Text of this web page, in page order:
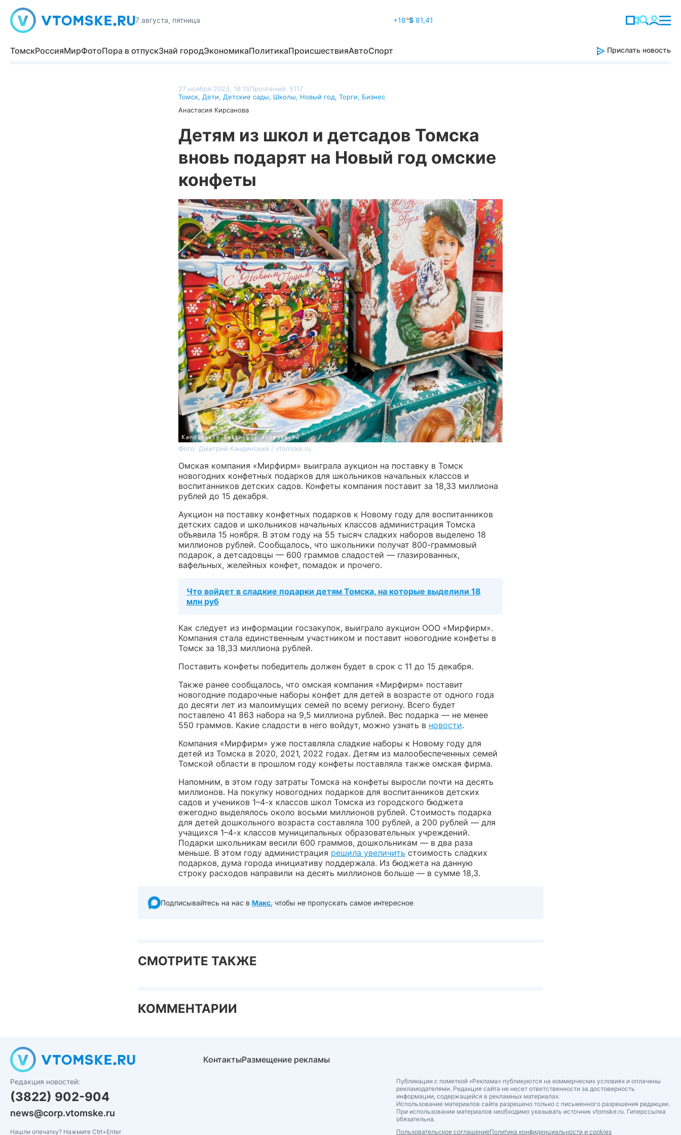
7 августа, пятница +18°$81,41
ТомскРоссияМирФотоПора в отпускЗнай городЭкономикаПолитикаПроисшествияАвтоСпорт Прислать новость
27 ноября 2023, 18:15Прочтений: 5117
Томск, Дети, Детские сады, Школы, Новый год, Торги, Бизнес
Анастасия Кирсанова
Детям из школ и детсадов Томска
вновь подарят на Новый год омские
конфеты
Фото: Дмитрий Кандинский / vtomske.ru
Омская компания «Мирфирм» выиграла аукцион на поставку в Томск
новогодних конфетных подарков для школьников начальных классов и
воспитанников детских садов. Конфеты компания поставит за 18,33 миллиона
рублей до 15 декабря.
Аукцион на поставку конфетных подарков к Новому году для воспитанников
детских садов и школьников начальных классов администрация Томска
объявила 15 ноября. В этом году на 55 тысяч сладких наборов выделено 18
миллионов рублей. Сообщалось, что школьники получат 800-граммовый
подарок, а детсадовцы — 600 граммов сладостей — глазированных,
вафельных, желейных конфет, помадок и прочего.
Что войдет в сладкие подарки детям Томска, на которые выделили 18
млн руб
Как следует из информации госзакупок, выиграло аукцион ООО «Мирфирм».
Компания стала единственным участником и поставит новогодние конфеты в
Томск за 18,33 миллиона рублей.
Поставить конфеты победитель должен будет в срок с 11 до 15 декабря.
Также ранее сообщалось, что омская компания «Мирфирм» поставит
новогодние подарочные наборы конфет для детей в возрасте от одного года
до десяти лет из малоимущих семей по всему региону. Всего будет
поставлено 41 863 набора на 9,5 миллиона рублей. Вес подарка — не менее
550 граммов. Какие сладости в него войдут, можно узнать в новости.
Компания «Мирфирм» уже поставляла сладкие наборы к Новому году для
детей из Томска в 2020, 2021, 2022 годах. Детям из малообеспеченных семей
Томской области в прошлом году конфеты поставляла также омская фирма.
Напомним, в этом году затраты Томска на конфеты выросли почти на десять
миллионов. На покупку новогодних подарков для воспитанников детских
садов и учеников 1–4-х классов школ Томска из городского бюджета
ежегодно выделялось около восьми миллионов рублей. Стоимость подарка
для детей дошкольного возраста составляла 100 рублей, а 200 рублей — для
учащихся 1–4-х классов муниципальных образовательных учреждений.
Подарки школьникам весили 600 граммов, дошкольникам — в два раза
меньше. В этом году администрация решила увеличить стоимость сладких
подарков, дума города инициативу поддержала. Из бюджета на данную
строку расходов направили на десять миллионов больше — в сумме 18,3.
Подписывайтесь на нас в Макс, чтобы не пропускать самое интересное
СМОТРИТЕ ТАКЖЕ
КОММЕНТАРИИ
Редакция новостей:
(3822) 902-904
news@corp.vtomske.ru
КонтактыРазмещение рекламы
Публикации с пометкой «Реклама» публикуются на коммерческих условиях и оплачены
рекламодателями. Редакция сайта не несет ответственности за достоверность
информации, содержащейся в рекламных материалах.
Использование материалов сайта разрешено только с письменного разрешения редакции.
При использовании материалов необходимо указывать источник vtomske.ru. Гиперссылка
обязательна.
Пользовательское соглашениеПолитика конфиденциальности и cookies
Нашли опечатку? Нажмите Ctrl+Enter